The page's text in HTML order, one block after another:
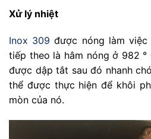
Xử lý nhiệt
Inox 309 được nóng làm việc
tiếp theo là hâm nóng ở 982 °
được dập tắt sau đó nhanh
thể được thực hiện để khôi
mòn của nó.